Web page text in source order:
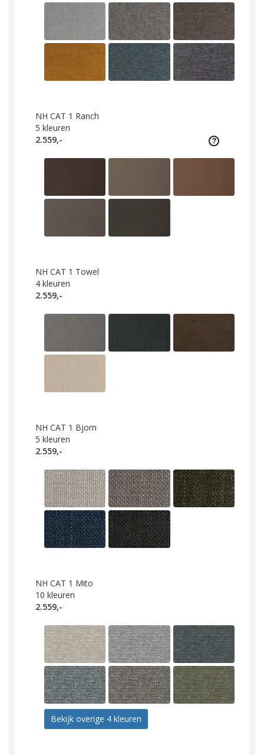
NH CAT 1 Ranch
5 kleuren
2.559,-
NH CAT 1 Towel
4 kleuren
2.559,-
NH CAT 1 Bjorn
5 kleuren
2.559,-
NH CAT 1 Mito
10 kleuren
2.559,-
Bekijk overige 4 kleuren